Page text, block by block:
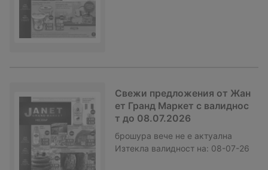
Свежи предложения от Жан
ет Гранд Маркет с валиднос
т до 08.07.2026
брошура вече не е актуална
Изтекла валидност на: 08-07-26